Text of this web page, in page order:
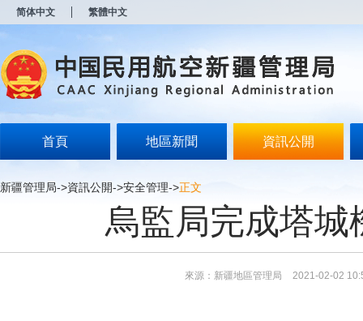
简体中文 繁體中文
首頁 地區新聞 資訊公開
新疆管理局->資訊公開->安全管理->正文
烏監局完成塔
來源：新疆地區管理局 2021-02-02
开
无
障
说
按
Alt
键